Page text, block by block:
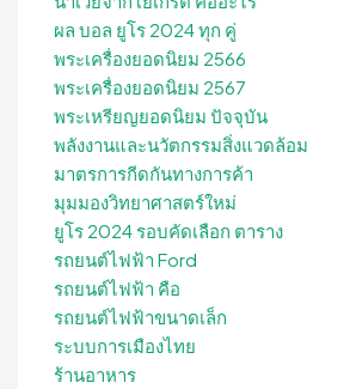
ผล บอล ยูโร 2024 ทุก คู่
พระเครื่องยอดนิยม 2566
พระเครื่องยอดนิยม 2567
พระเหรียญยอดนิยม ปัจจุบัน
พลังงานและนวัตกรรมสิ่งแวดล้อม
มาตรการกีดกันทางการค้า
มุมมองวิทยาศาสตร์ใหม่
ยูโร 2024 รอบคัดเลือก ตาราง
รถยนต์ไฟฟ้า Ford
รถยนต์ไฟฟ้า คือ
รถยนต์ไฟฟ้าขนาดเล็ก
ระบบการเมืองไทย
ร้านอาหาร